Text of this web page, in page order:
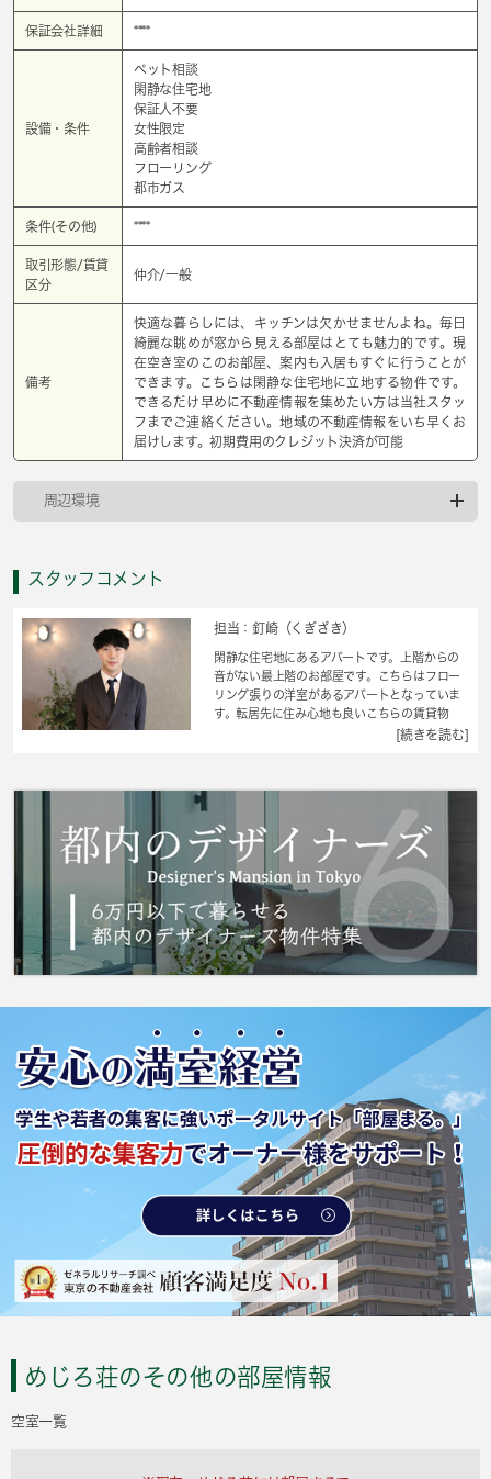
保証会社詳細 ****
設備・条件
ペット相談
閑静な住宅地
保証人不要
女性限定
高齢者相談
フローリング
都市ガス
条件(その他) ****
取引形態/賃貸
区分
仲介/一般
備考
快適な暮らしには、キッチンは欠かせませんよね。毎日
綺麗な眺めが窓から見える部屋はとても魅力的です。現
在空き室のこのお部屋、案内も入居もすぐに行うことが
できます。こちらは閑静な住宅地に立地する物件です。
できるだけ早めに不動産情報を集めたい方は当社スタッ
フまでご連絡ください。地域の不動産情報をいち早くお
届けします。初期費用のクレジット決済が可能
周辺環境
スタッフコメント
担当：釘崎（くぎざき）
閑静な住宅地にあるアパートです。上階からの
音がない最上階のお部屋です。こちらはフロー
リング張りの洋室があるアパートとなっていま
す。転居先に住み心地も良いこちらの賃貸物
件。充実した新生活を過ごしましょう。どうい
を、当社スタッフがお手伝い致します。
[続きを読む]
めじろ荘のその他の部屋情報
空室一覧